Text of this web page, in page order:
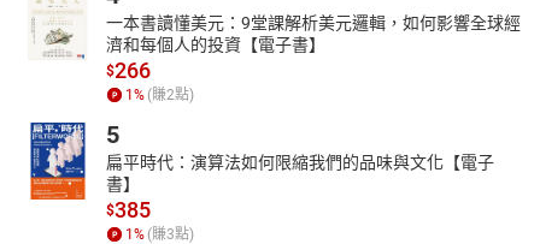
一本書讀懂美元：9堂課解析美元邏輯，如何影響全球經
濟和每個人的投資【電子書】
$266
1% (賺2點)
5
扁平時代：演算法如何限縮我們的品味與文化【電子
書】
$385
1% (賺3點)